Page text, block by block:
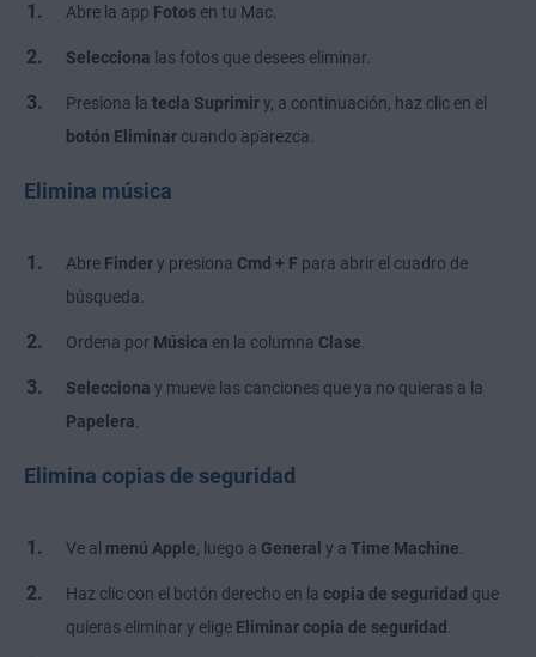
Abre la app Fotos en tu Mac.
Selecciona las fotos que desees eliminar.
Presiona la tecla Suprimiry, a continuación, haz clic en el
botón Eliminar cuando aparezca.
Elimina música
Abre Findery presiona Cmd + F para abrir el cuadro de
búsqueda.
Ordena por Música en la columna Clase
Selecciona y mueve las canciones que ya no quieras a la
Papelera
Elimina copias de seguridad
Ve al menú Apple , luego a General y a Time Machine
Haz clic con el botón derecho en la copia de seguridad que
quieras eliminar y elige Eliminar copia de seguridad